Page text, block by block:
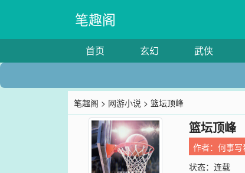
笔趣阁
首页 玄幻 武侠
笔趣阁 > 网游小说 > 篮坛顶峰
篮坛顶峰
作者：何事写
状态：连载